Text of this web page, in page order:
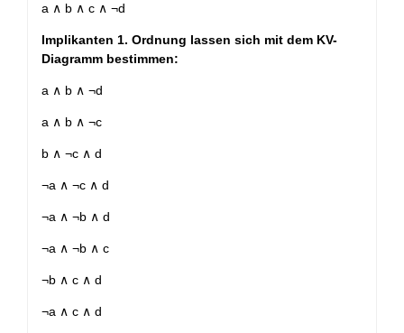
a ∧ b ∧ c ∧ ¬d
Implikanten 1. Ordnung lassen sich mit dem KV-
Diagramm bestimmen:
a ∧ b ∧ ¬d
a ∧ b ∧ ¬c
b ∧ ¬c ∧ d
¬a ∧ ¬c ∧ d
¬a ∧ ¬b ∧ d
¬a ∧ ¬b ∧ c
¬b ∧ c ∧ d
¬a ∧ c ∧ d